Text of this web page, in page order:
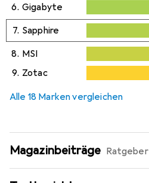
6. Gigabyte
7. Sapphire
8. MSI
9. Zotac
Alle 18 Marken vergleichen
Magazinbeiträge Ratgeber